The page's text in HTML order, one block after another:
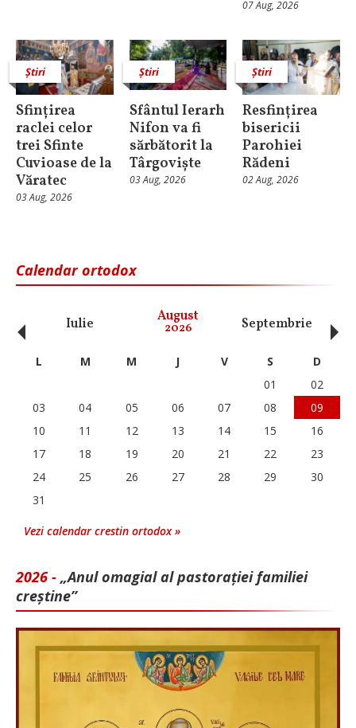
07 Aug, 2026
Știri
Sfințirea
raclei celor
trei Sfinte
Cuvioase de la
Văratec
03 Aug, 2026
Știri
Sfântul Ierarh
Nifon va fi
sărbătorit la
Târgoviște
03 Aug, 2026
Știri
Resfințirea
bisericii
Parohiei
Rădeni
02 Aug, 2026
Calendar ortodox
Iulie August
2026 Septembrie
‹ L M M J V S
D
01
02
03
04 05 06 07 08
09
10
11 12 13 14 15
16
17
18 19 20 21 22
23
24
25 26 27 28 29
30
31
Vezi calendar crestin ortodox »
2026 - „Anul omagial al pastorației familiei
creștine”